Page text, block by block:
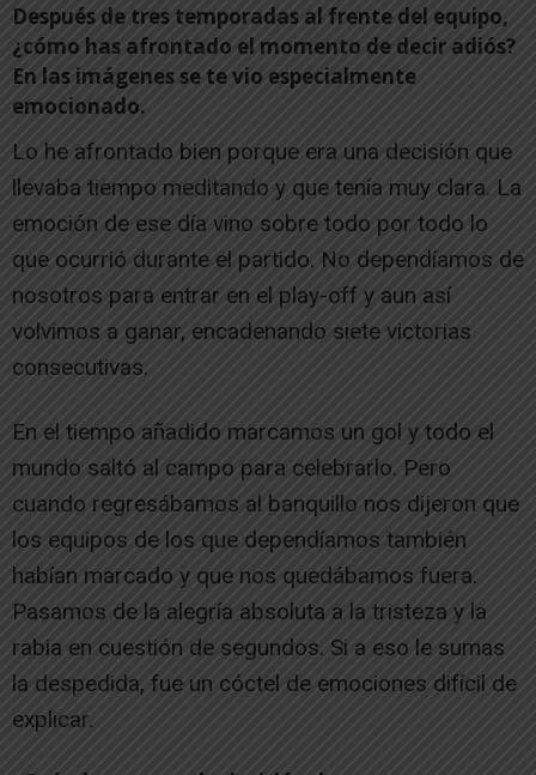
Después de tres temporadas al frente del equipo,
¿cómo has afrontado el momento de decir adiós?
En las imágenes se te vio especialmente
emocionado.
Lo he afrontado bien porque era una decisión que
llevaba tiempo meditando y que tenía muy clara. La
emoción de ese día vino sobre todo por todo lo
que ocurrió durante el partido. No dependíamos de
nosotros para entrar en el play-off y aun así
volvimos a ganar, encadenando siete victorias
consecutivas.
En el tiempo añadido marcamos un gol y todo el
mundo saltó al campo para celebrarlo. Pero
cuando regresábamos al banquillo nos dijeron que
los equipos de los que dependíamos también
habían marcado y que nos quedábamos fuera.
Pasamos de la alegría absoluta a la tristeza y la
rabia en cuestión de segundos. Si a eso le sumas
la despedida, fue un cóctel de emociones difícil de
explicar.